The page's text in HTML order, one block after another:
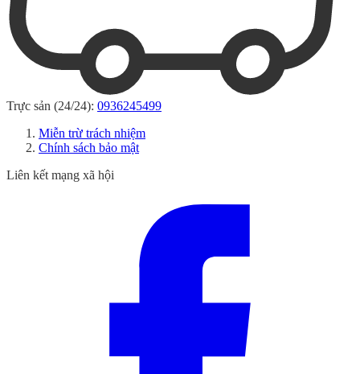
Trực sản (24/24): 0936245499
Miễn trừ trách nhiệm
Chính sách bảo mật
Liên kết mạng xã hội